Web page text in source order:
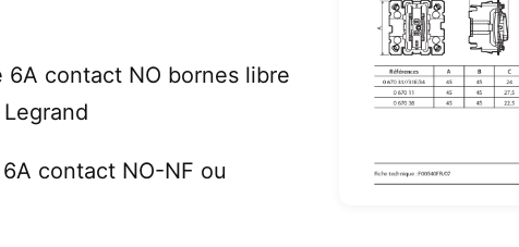
contact NO bornes libre
contact NO-NF ou